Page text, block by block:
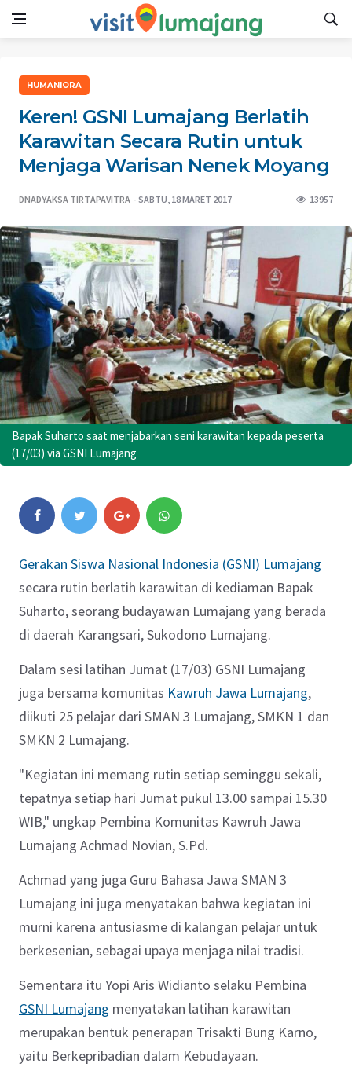
HUMANIORA
Keren! GSNI Lumajang Berlatih
Karawitan Secara Rutin untuk
Menjaga Warisan Nenek Moyang
DNADYAKSA TIRTAPAVITRA SABTU, 18 MARET 2017 13957
Bapak Suharto saat menjabarkan seni karawitan kepada peserta
(17/03) via GSNI Lumajang
Gerakan Siswa Nasional Indonesia (GSNI) Lumajang
secara rutin berlatih karawitan di kediaman Bapak
Suharto, seorang budayawan Lumajang yang berada
di daerah Karangsari, Sukodono Lumajang.
Dalam sesi latihan Jumat (17/03) GSNI Lumajang
juga bersama komunitas Kawruh Jawa Lumajang,
diikuti 25 pelajar dari SMAN 3 Lumajang, SMKN 1 dan
SMKN 2 Lumajang.
"Kegiatan ini memang rutin setiap seminggu sekali,
tepatnya setiap hari Jumat pukul 13.00 sampai 15.30
WIB," ungkap Pembina Komunitas Kawruh Jawa
Lumajang Achmad Novian, S.Pd.
Achmad yang juga Guru Bahasa Jawa SMAN 3
Lumajang ini juga menyatakan bahwa kegiatan ini
murni karena antusiasme di kalangan pelajar untuk
berkesenian, sebagai upaya menjaga nilai tradisi.
Sementara itu Yopi Aris Widianto selaku Pembina
GSNI Lumajang menyatakan latihan karawitan
merupakan bentuk penerapan Trisakti Bung Karno,
yaitu Berkepribadian dalam Kebudayaan.